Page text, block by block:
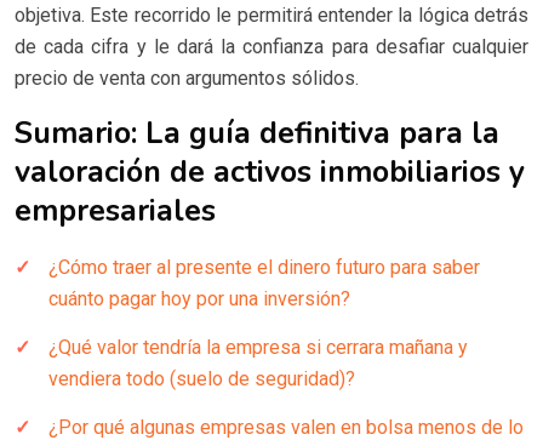
objetiva. Este recorrido le permitirá entender la lógica detrás
de cada cifra y le dará la confianza para desafiar cualquier
precio de venta con argumentos sólidos.
Sumario: La guía definitiva para la
valoración de activos inmobiliarios y
empresariales
¿Cómo traer al presente el dinero futuro para saber
cuánto pagar hoy por una inversión?
¿Qué valor tendría la empresa si cerrara mañana y
vendiera todo (suelo de seguridad)?
¿Por qué algunas empresas valen en bolsa menos de lo